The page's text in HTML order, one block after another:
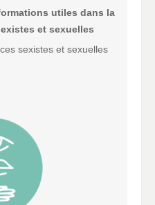
utiles dans la
et sexuelles
sexistes et sexuelles